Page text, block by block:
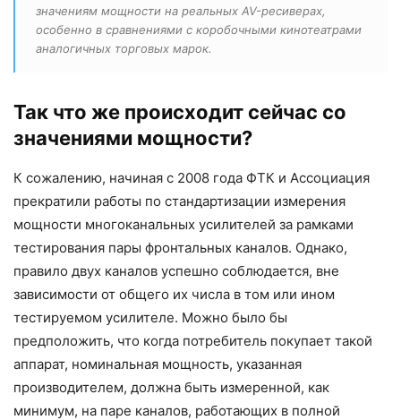
значениям мощности на реальных AV-ресиверах,
особенно в сравнениями с коробочными кинотеатрами
аналогичных торговых марок.
Так что же происходит сейчас со
значениями мощности?
К сожалению, начиная с 2008 года ФТК и Ассоциация
прекратили работы по стандартизации измерения
мощности многоканальных усилителей за рамками
тестирования пары фронтальных каналов. Однако,
правило двух каналов успешно соблюдается, вне
зависимости от общего их числа в том или ином
тестируемом усилителе. Можно было бы
предположить, что когда потребитель покупает такой
аппарат, номинальная мощность, указанная
производителем, должна быть измеренной, как
минимум, на паре каналов, работающих в полной